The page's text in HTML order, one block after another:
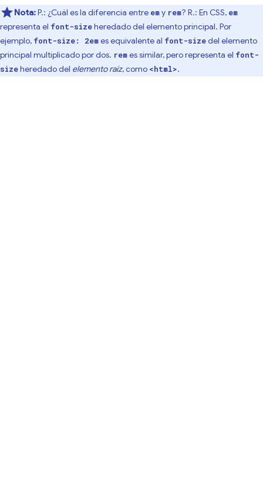
Nota:P.: ¿Cuál es la diferencia entre emy rem? R.: En CSS, em
representa el font-sizeheredado del elemento principal. Por
ejemplo, font-size: 2emes equivalente al font-sizedel elemento
principal multiplicado por dos. remes similar, pero representa el font-
sizeheredado del elemento raíz, como <html>.